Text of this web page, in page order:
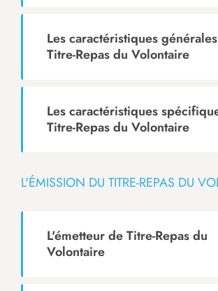
Les caractéristiques
Titre-Repas du Volontaire
Les caractéristiques
Titre-Repas du Volontaire
L'ÉMISSION DU TITRE-REPAS DU
L'émetteur de Titre-Repas du
Volontaire